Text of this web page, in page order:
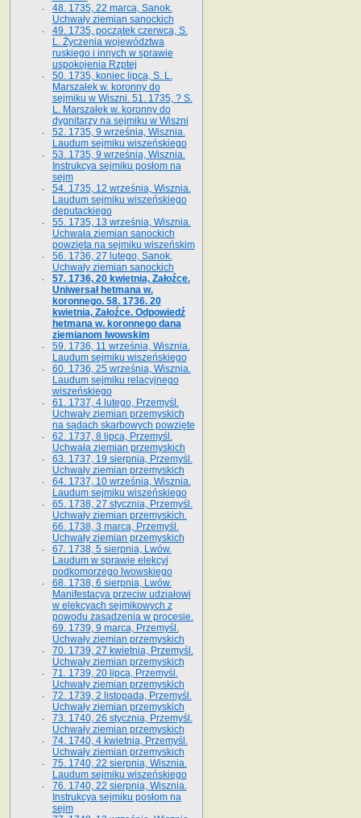
48. 1735, 22 marca, Sanok.
Uchwały ziemian sanockich
49. 1735, początek czerwca, S.
L. Życzenia województwa
ruskiego i innych w sprawie
uspokojenia Rzptej
50. 1735, koniec lipca, S. L.
Marszałek w. koronny do
sejmiku w Wiszni. 51. 1735, ? S.
L. Marszałek w. koronny do
dygnitarzy na sejmiku w Wiszni
52. 1735, 9 września, Wisznia.
Laudum sejmiku wiszeńskiego
53. 1735, 9 września, Wisznia.
Instrukcya sejmiku posłom na
sejm
54. 1735, 12 września, Wisznia.
Laudum sejmiku wiszeńskiego
deputackiego
55. 1735, 13 września, Wisznia.
Uchwała ziemian sanockich
powzięta na sejmiku wiszeńskim
56. 1736, 27 lutego, Sanok.
Uchwały ziemian sanockich
57. 1736, 20 kwietnia, Załoźce.
Uniwersał hetmana w.
koronnego. 58. 1736. 20
kwietnia, Załoźce. Odpowiedź
hetmana w. koronnego dana
ziemianom lwowskim
59. 1736, 11 września, Wisznia.
Laudum sejmiku wiszeńskiego
60. 1736, 25 września, Wisznia.
Laudum sejmiku relacyjnego
wiszeńskiego
61. 1737, 4 lutego, Przemyśl.
Uchwały ziemian przemyskich
na sądach skarbowych powzięte
62. 1737, 8 lipca, Przemyśl.
Uchwała ziemian przemyskich
63. 1737, 19 sierpnia, Przemyśl.
Uchwały ziemian przemyskich
64. 1737, 10 września, Wisznia.
Laudum sejmiku wiszeńskiego
65. 1738, 27 stycznia, Przemyśl.
Uchwały ziemian przemyskich­­.
66. 1738, 3 marca, Przemyśl.
Uchwały ziemian przemyskich­
67. 1738, 5 sierpnia, Lwów.
Laudum w sprawie elekcyi
podkomorzego lwowskiego
68. 1738, 6 sierpnia, Lwów.
Manifestacya przeciw udziałowi
w elekcyach sejmikowych z
powodu zasądzenia w procesie.
69. 1739, 9 marca, Przemyśl.
Uchwały ziemian przemyskich
70. 1739, 27 kwietnia, Przemyśl.
Uchwały ziemian przemyskich
71. 1739, 20 lipca, Przemyśl.
Uchwały ziemian przemyskich
72. 1739, 2 listopada, Przemyśl.
Uchwały ziemian przemyskich
73. 1740, 26 stycznia, Przemyśl.
Uchwały ziemian przemyskich
74. 1740, 4 kwietnia, Przemyśl.
Uchwały ziemian przemyskich
75. 1740, 22 sierpnia, Wisznia.
Laudum sejmiku wiszeńskiego
76. 1740, 22 sierpnia, Wisznia.
Instrukcya sejmiku posłom na
sejm